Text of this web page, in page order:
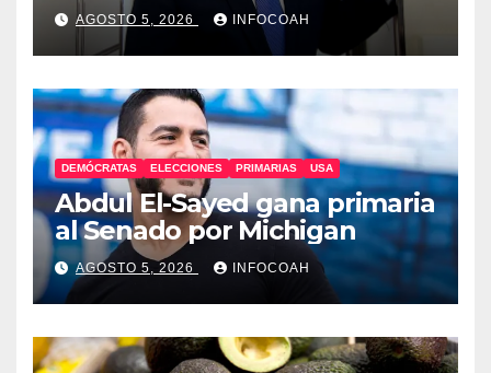
AGOSTO 5, 2026 INFOCOAH
DEMÓCRATAS ELECCIONES PRIMARIAS USA
Abdul El-Sayed gana primaria
al Senado por Michigan
AGOSTO 5, 2026 INFOCOAH